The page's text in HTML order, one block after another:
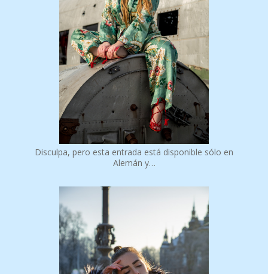
Disculpa, pero esta entrada está disponible sólo en
Alemán y…